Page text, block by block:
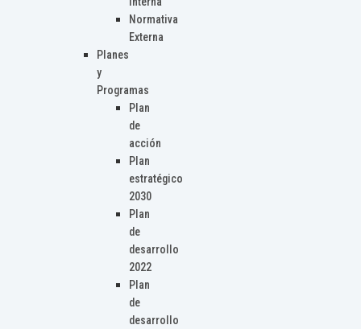
Normativa
Externa
Planes
y
Programas
Plan
de
acción
Plan
estratégico
2030
Plan
de
desarrollo
2022
Plan
de
desarrollo